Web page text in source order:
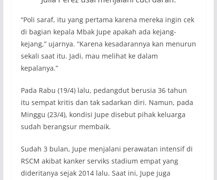
“Poli saraf, itu yang pertama karena mereka ingin cek
di bagian kepala Mbak Jupe apakah ada kejang-
kejang,” ujarnya. “Karena kesadarannya kan menurun
sekali saat itu. Jadi, mau melihat ke dalam
kepalanya.”
Pada Rabu (19/4) lalu, pedangdut berusia 36 tahun
itu sempat kritis dan tak sadarkan diri. Namun, pada
Minggu (23/4), kondisi Jupe disebut pihak keluarga
sudah berangsur membaik.
Sudah 3 bulan, Jupe menjalani perawatan intensif di
RSCM akibat kanker serviks stadium empat yang
dideritanya sejak 2014 lalu. Saat ini, Jupe juga